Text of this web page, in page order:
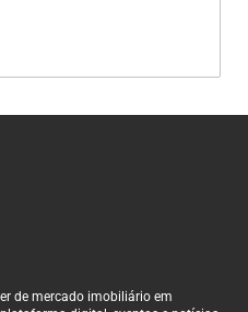
de mercado imobiliário em